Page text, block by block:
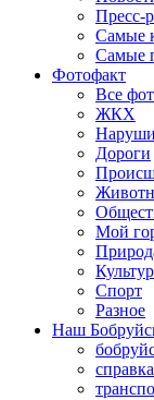
Пресс-
Самые
Самые
Фотофакт
Все
ЖКХ
Дороги
Мой
Спорт
Разное
Наш
справка